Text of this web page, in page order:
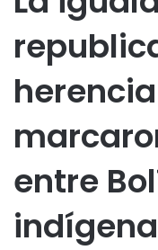
entre